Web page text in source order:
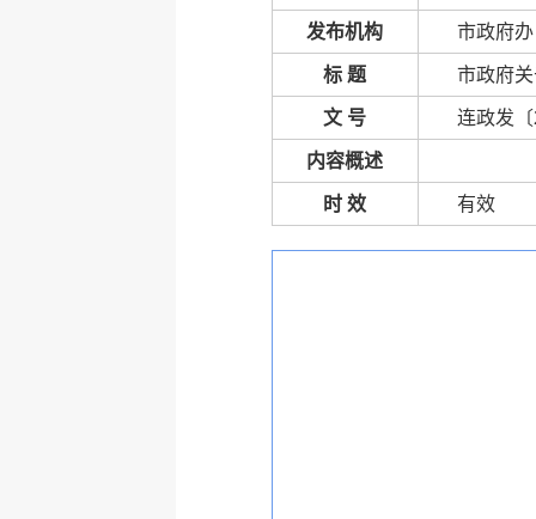
发布机构 市政府办
标 题 市政府
文 号 连政发〔
内容概述
时 效 有效